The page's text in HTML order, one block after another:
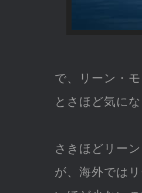
で、リーン・
とさほど気に
さきほどリー
が、海外では